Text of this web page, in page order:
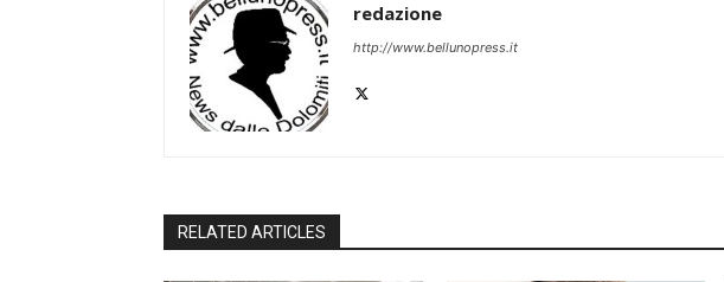
redazione
http://www.bellunopress.it
RELATED ARTICLES